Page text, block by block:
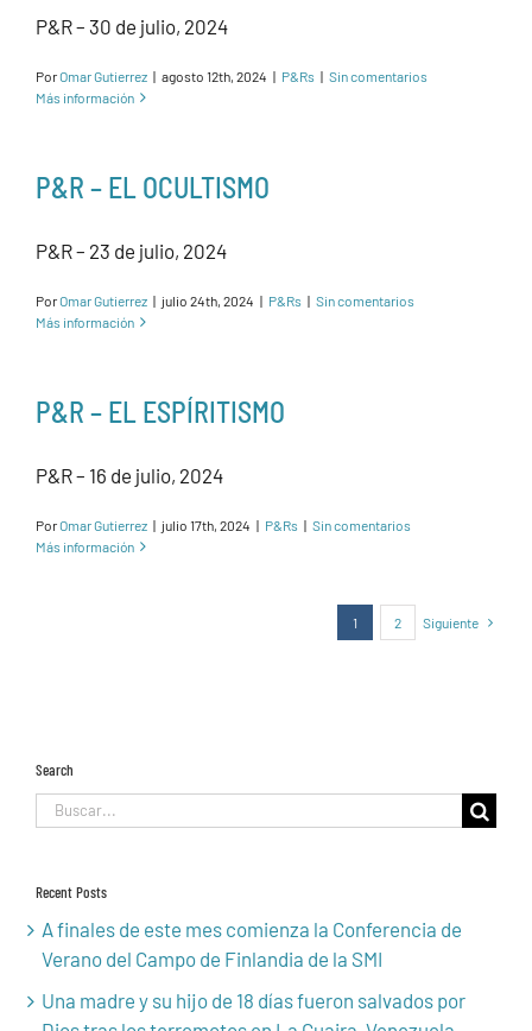
P&R – 30 de julio, 2024
PorOmar Gutierrez | agosto 12th, 2024 | P&Rs | Sin comentarios
Más información
P&R – EL OCULTISMO
P&R – 23 de julio, 2024
PorOmar Gutierrez | julio 24th, 2024 | P&Rs | Sin comentarios
Más información
P&R – EL ESPÍRITISMO
P&R – 16 de julio, 2024
PorOmar Gutierrez | julio 17th, 2024 | P&Rs | Sin comentarios
Más información
1 2 Siguiente
Search
Buscar:
Recent Posts
A finales de este mes comienza la Conferencia de
Verano del Campo de Finlandia de la SMI
Una madre y su hijo de 18 días fueron salvados por